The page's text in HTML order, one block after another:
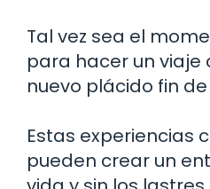
Tal vez sea el
para hacer un viaje
nuevo plácido fin
Estas experiencias
pueden crear un